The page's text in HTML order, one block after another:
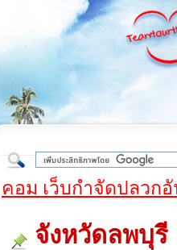
คอม เว็บกำจัดปลวก
จังหวัดลพบุรี